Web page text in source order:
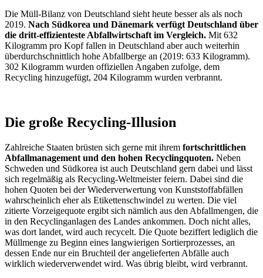
Die Müll-Bilanz von Deutschland sieht heute besser als als noch
2019. Nach Südkorea und Dänemark verfügt Deutschland über
die dritt-effizienteste Abfallwirtschaft im Vergleich. Mit 632
Kilogramm pro Kopf fallen in Deutschland aber auch weiterhin
überdurchschnittlich hohe Abfallberge an (2019: 633 Kilogramm).
302 Kilogramm wurden offiziellen Angaben zufolge, dem
Recycling hinzugefügt, 204 Kilogramm wurden verbrannt.
Die große Recycling-Illusion
Zahlreiche Staaten brüsten sich gerne mit ihrem fortschrittlichen
Abfallmanagement und den hohen Recyclingquoten. Neben
Schweden und Südkorea ist auch Deutschland gern dabei und lässt
sich regelmäßig als Recycling-Weltmeister feiern. Dabei sind die
hohen Quoten bei der Wiederverwertung von Kunststoffabfällen
wahrscheinlich eher als Etikettenschwindel zu werten. Die viel
zitierte Vorzeigequote ergibt sich nämlich aus den Abfallmengen, die
in den Recyclinganlagen des Landes ankommen. Doch nicht alles,
was dort landet, wird auch recycelt. Die Quote beziffert lediglich die
Müllmenge zu Beginn eines langwierigen Sortierprozesses, an
dessen Ende nur ein Bruchteil der angelieferten Abfälle auch
wirklich wiederverwendet wird. Was übrig bleibt, wird verbrannt.